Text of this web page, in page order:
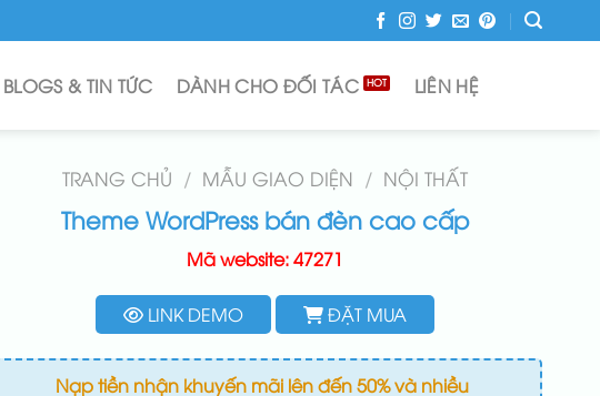
BLOGS & TIN TỨC DÀNH CHO ĐỐI TÁC LIÊN HỆ
TRANG CHỦ / MẪU GIAO DIỆN / NỘI THẤT
Theme WordPress bán đèn cao cấp
Mã website: 47271
LINK DEMO ĐẶT MUA
Nạp tiền nhận khuyến mãi lên đến 50% và nhiều